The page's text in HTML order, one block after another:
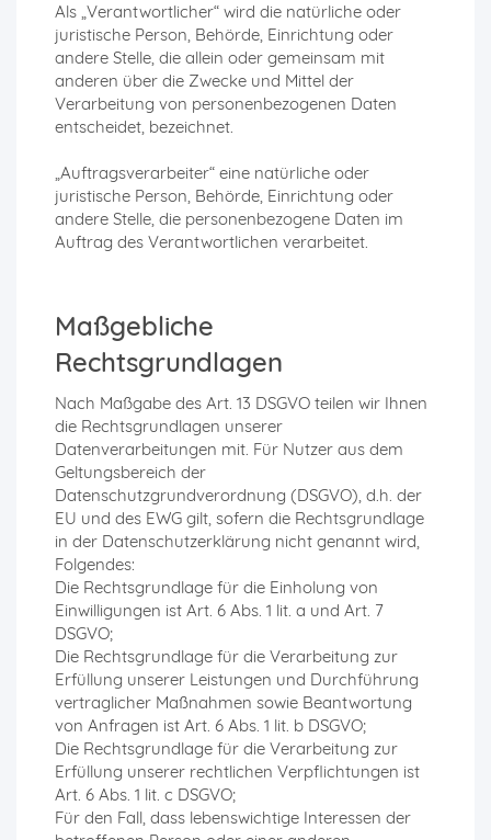
Als „Verantwortlicher“ wird die natürliche oder
juristische Person, Behörde, Einrichtung oder
andere Stelle, die allein oder gemeinsam mit
anderen über die Zwecke und Mittel der
Verarbeitung von personenbezogenen Daten
entscheidet, bezeichnet.
„Auftragsverarbeiter“ eine natürliche oder
juristische Person, Behörde, Einrichtung oder
andere Stelle, die personenbezogene Daten im
Auftrag des Verantwortlichen verarbeitet.
Maßgebliche
Rechtsgrundlagen
Nach Maßgabe des Art. 13 DSGVO teilen wir Ihnen
die Rechtsgrundlagen unserer
Datenverarbeitungen mit. Für Nutzer aus dem
Geltungsbereich der
Datenschutzgrundverordnung (DSGVO), d.h. der
EU und des EWG gilt, sofern die Rechtsgrundlage
in der Datenschutzerklärung nicht genannt wird,
Folgendes:
Die Rechtsgrundlage für die Einholung von
Einwilligungen ist Art. 6 Abs. 1 lit. a und Art. 7
DSGVO;
Die Rechtsgrundlage für die Verarbeitung zur
Erfüllung unserer Leistungen und Durchführung
vertraglicher Maßnahmen sowie Beantwortung
von Anfragen ist Art. 6 Abs. 1 lit. b DSGVO;
Die Rechtsgrundlage für die Verarbeitung zur
Erfüllung unserer rechtlichen Verpflichtungen ist
Art. 6 Abs. 1 lit. c DSGVO;
Für den Fall, dass lebenswichtige Interessen der